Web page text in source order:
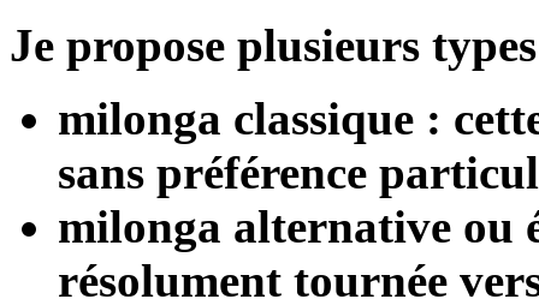
Je propose plusieurs
milonga classique :
sans préférence
milonga alternative ou
résolument tournée